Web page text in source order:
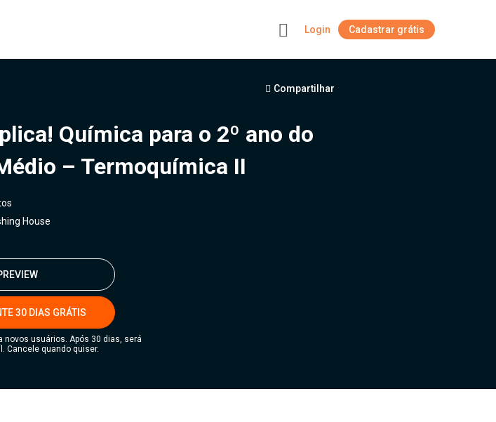
Login Cadastrar grátis
Compartilhar
Química para o 2º ano do
– Termoquímica II
House
30 DIAS GRÁTIS
novos usuários. Após 30 dias, será
Cancele quando quiser.